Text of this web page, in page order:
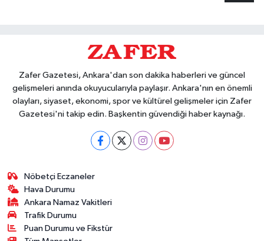
Zafer Gazetesi, Ankara'dan son dakika haberleri ve güncel
gelişmeleri anında okuyucularıyla paylaşır. Ankara'nın en önemli
olayları, siyaset, ekonomi, spor ve kültürel gelişmeler için Zafer
Gazetesi'ni takip edin. Başkentin güvendiği haber kaynağı.
Nöbetçi Eczaneler
Hava Durumu
Ankara Namaz Vakitleri
Trafik Durumu
Puan Durumu ve Fikstür